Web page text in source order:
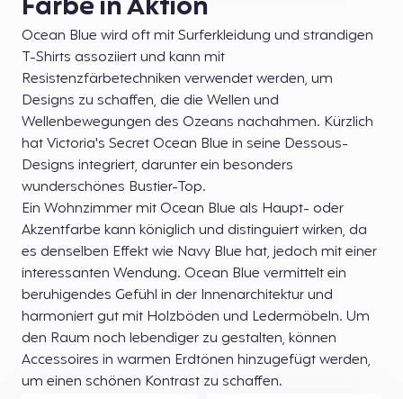
Ocean Blue wird oft mit Surferkleidung und strandigen
T-Shirts assoziiert und kann mit
Resistenzfärbetechniken verwendet werden, um
Designs zu schaffen, die die Wellen und
Wellenbewegungen des Ozeans nachahmen. Kürzlich
hat Victoria's Secret Ocean Blue in seine Dessous-
Designs integriert, darunter ein besonders
wunderschönes Bustier-Top.
Ein Wohnzimmer mit Ocean Blue als Haupt- oder
Akzentfarbe kann königlich und distinguiert wirken, da
es denselben Effekt wie Navy Blue hat, jedoch mit einer
interessanten Wendung. Ocean Blue vermittelt ein
beruhigendes Gefühl in der Innenarchitektur und
harmoniert gut mit Holzböden und Ledermöbeln. Um
den Raum noch lebendiger zu gestalten, können
Accessoires in warmen Erdtönen hinzugefügt werden,
um einen schönen Kontrast zu schaffen.